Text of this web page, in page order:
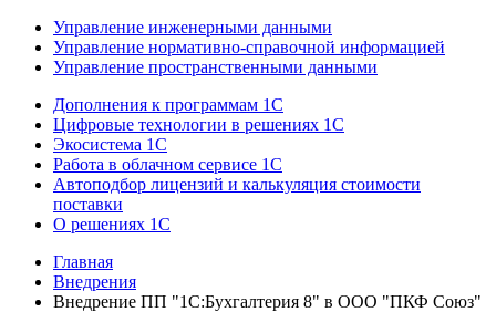
Управление инженерными данными
Управление нормативно-справочной информацией
Управление пространственными данными
Дополнения к программам 1С
Цифровые технологии в решениях 1С
Экосистема 1С
Работа в облачном сервисе 1С
Автоподбор лицензий и калькуляция стоимости
поставки
О решениях 1С
Главная
Внедрения
Внедрение ПП "1С:Бухгалтерия 8" в ООО "ПКФ Союз"